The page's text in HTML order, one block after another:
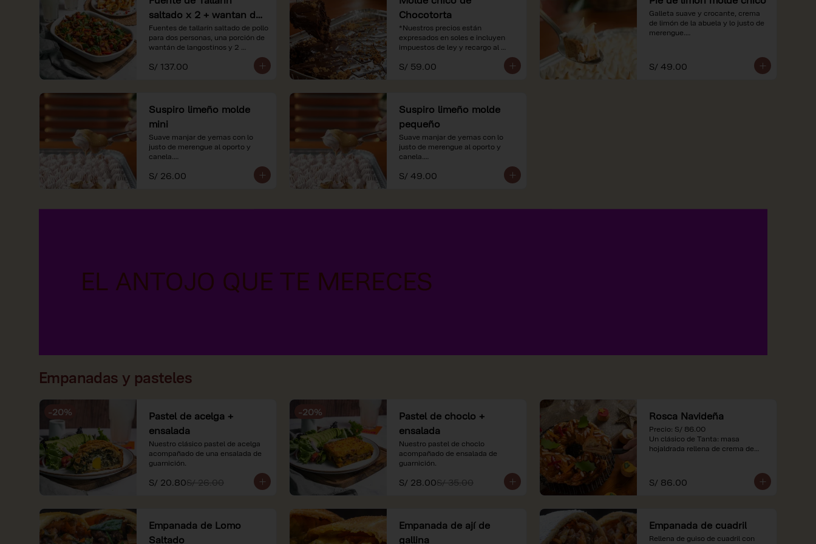
saltado x 2 + wantan de
langostinos + 2
limonadas
Fuentes de tallarín saltado de pollo
para dos personas, una porción de
wantán de langostinos y 2
S/ 137.00
Chocotorta
*Nuestros precios están
expresados en soles e incluyen
impuestos de ley y recargo al
S/ 59.00
Galleta suave y crocante, crema
de limón de la abuela y lo justo de
merengue.
expresados en soles e incluyen
impuestos de ley y recargo al
S/ 49.00
Suspiro limeño molde
mini
Suave manjar de yemas con lo
justo de merengue al oporto y
canela.
*Nuestros precios están
S/ 26.00
Suspiro limeño molde
pequeño
Suave manjar de yemas con lo
justo de merengue al oporto y
canela.
*Nuestros precios están
S/ 49.00
Empanadas y pasteles
-20%
Pastel de acelga +
ensalada
Nuestro clásico pastel de acelga
acompañado de una ensalada de
guarnición.
S/ 20.80S/ 26.00
-20%
Pastel de choclo +
ensalada
Nuestro pastel de choclo
acompañado de ensalada de
guarnición.
S/ 28.00S/ 35.00
Rosca Navideña
Precio: S/ 86.00
Un clásico de Tanta: masa
hojaldrada rellena de crema de
expresados en soles e incluyen
S/ 86.00
Empanada de Lomo
Saltado
Empanada de ají de
gallina
Empanada de cuadril
Rellena de guiso de cuadril con